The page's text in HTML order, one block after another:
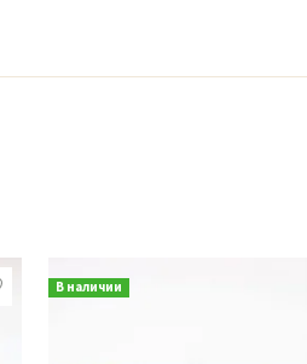
В наличии